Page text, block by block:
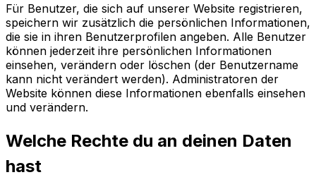
Für Benutzer, die sich auf unserer Website registrieren,
speichern wir zusätzlich die persönlichen Informationen,
die sie in ihren Benutzerprofilen angeben. Alle Benutzer
können jederzeit ihre persönlichen Informationen
einsehen, verändern oder löschen (der Benutzername
kann nicht verändert werden). Administratoren der
Website können diese Informationen ebenfalls einsehen
und verändern.
Welche Rechte du an deinen Daten
hast